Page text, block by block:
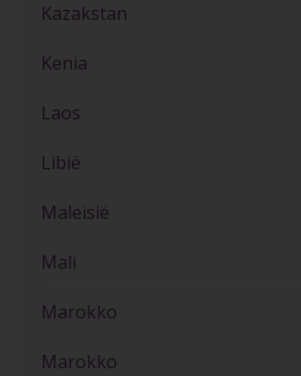
Kazakstan
Kenia
Laos
Libië
Maleisië
Mali
Marokko
Marokko